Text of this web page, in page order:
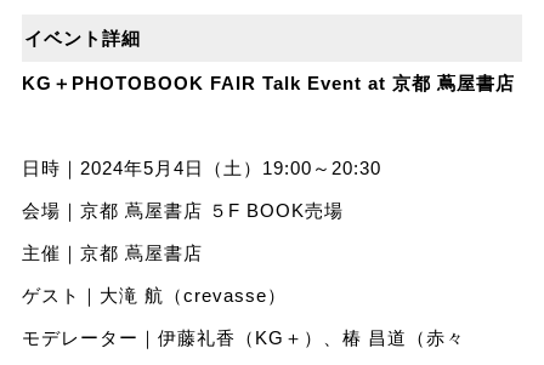
イベント詳細
KG＋PHOTOBOOK FAIR Talk Event at 京都 蔦屋書店
日時｜2024年5月4日（土）19:00～20:30
会場｜京都 蔦屋書店 ５F BOOK売場
主催｜京都 蔦屋書店
ゲスト｜大滝 航（crevasse）
モデレーター｜伊藤礼香（KG＋）、椿 昌道（赤々